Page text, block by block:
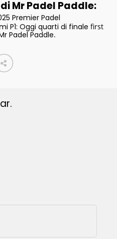
Mr Padel Paddle:
Premier Padel
P1: Oggi quarti di finale first
Padel Paddle.